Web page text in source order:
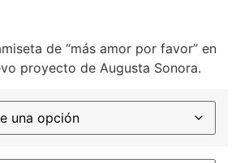
de “más amor por favor” en
proyecto de Augusta Sonora.